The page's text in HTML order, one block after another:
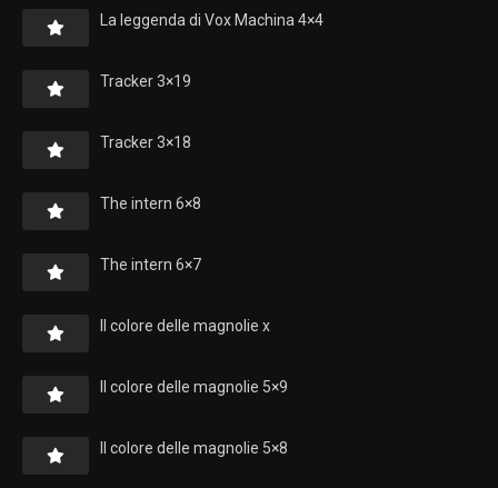
La leggenda di Vox Machina 4×4
Tracker 3×19
Tracker 3×18
The intern 6×8
The intern 6×7
Il colore delle magnolie x
Il colore delle magnolie 5×9
Il colore delle magnolie 5×8